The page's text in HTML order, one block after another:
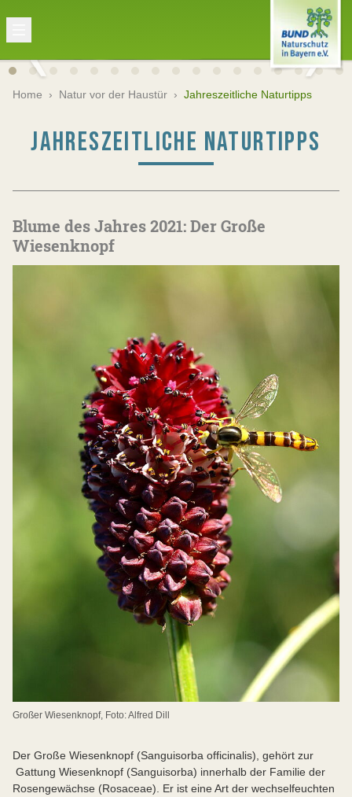
Home › Natur vor der Haustür › Jahreszeitliche Naturtipps
JAHRESZEITLICHE NATURTIPPS
Blume des Jahres 2021: Der Große
Wiesenknopf
Großer Wiesenknopf, Foto: Alfred Dill
Der Große Wiesenknopf (Sanguisorba officinalis), gehört zur
Gattung Wiesenknopf (Sanguisorba) innerhalb der Familie der
Rosengewächse (Rosaceae). Er ist eine Art der wechselfeuchten